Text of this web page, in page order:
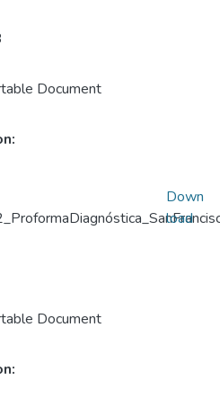
Document
Document
Down
load